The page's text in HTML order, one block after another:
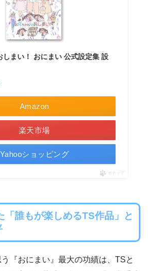
しまい！ おにまい 公式設定集 設
Amazon
楽天市場
Yahooショッピング
ポチップ
誰もが楽しめるTS作品」と
『おにまい』最大の功績は、TSと